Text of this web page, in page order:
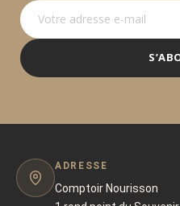
ADRESSE
Comptoir Nourisson